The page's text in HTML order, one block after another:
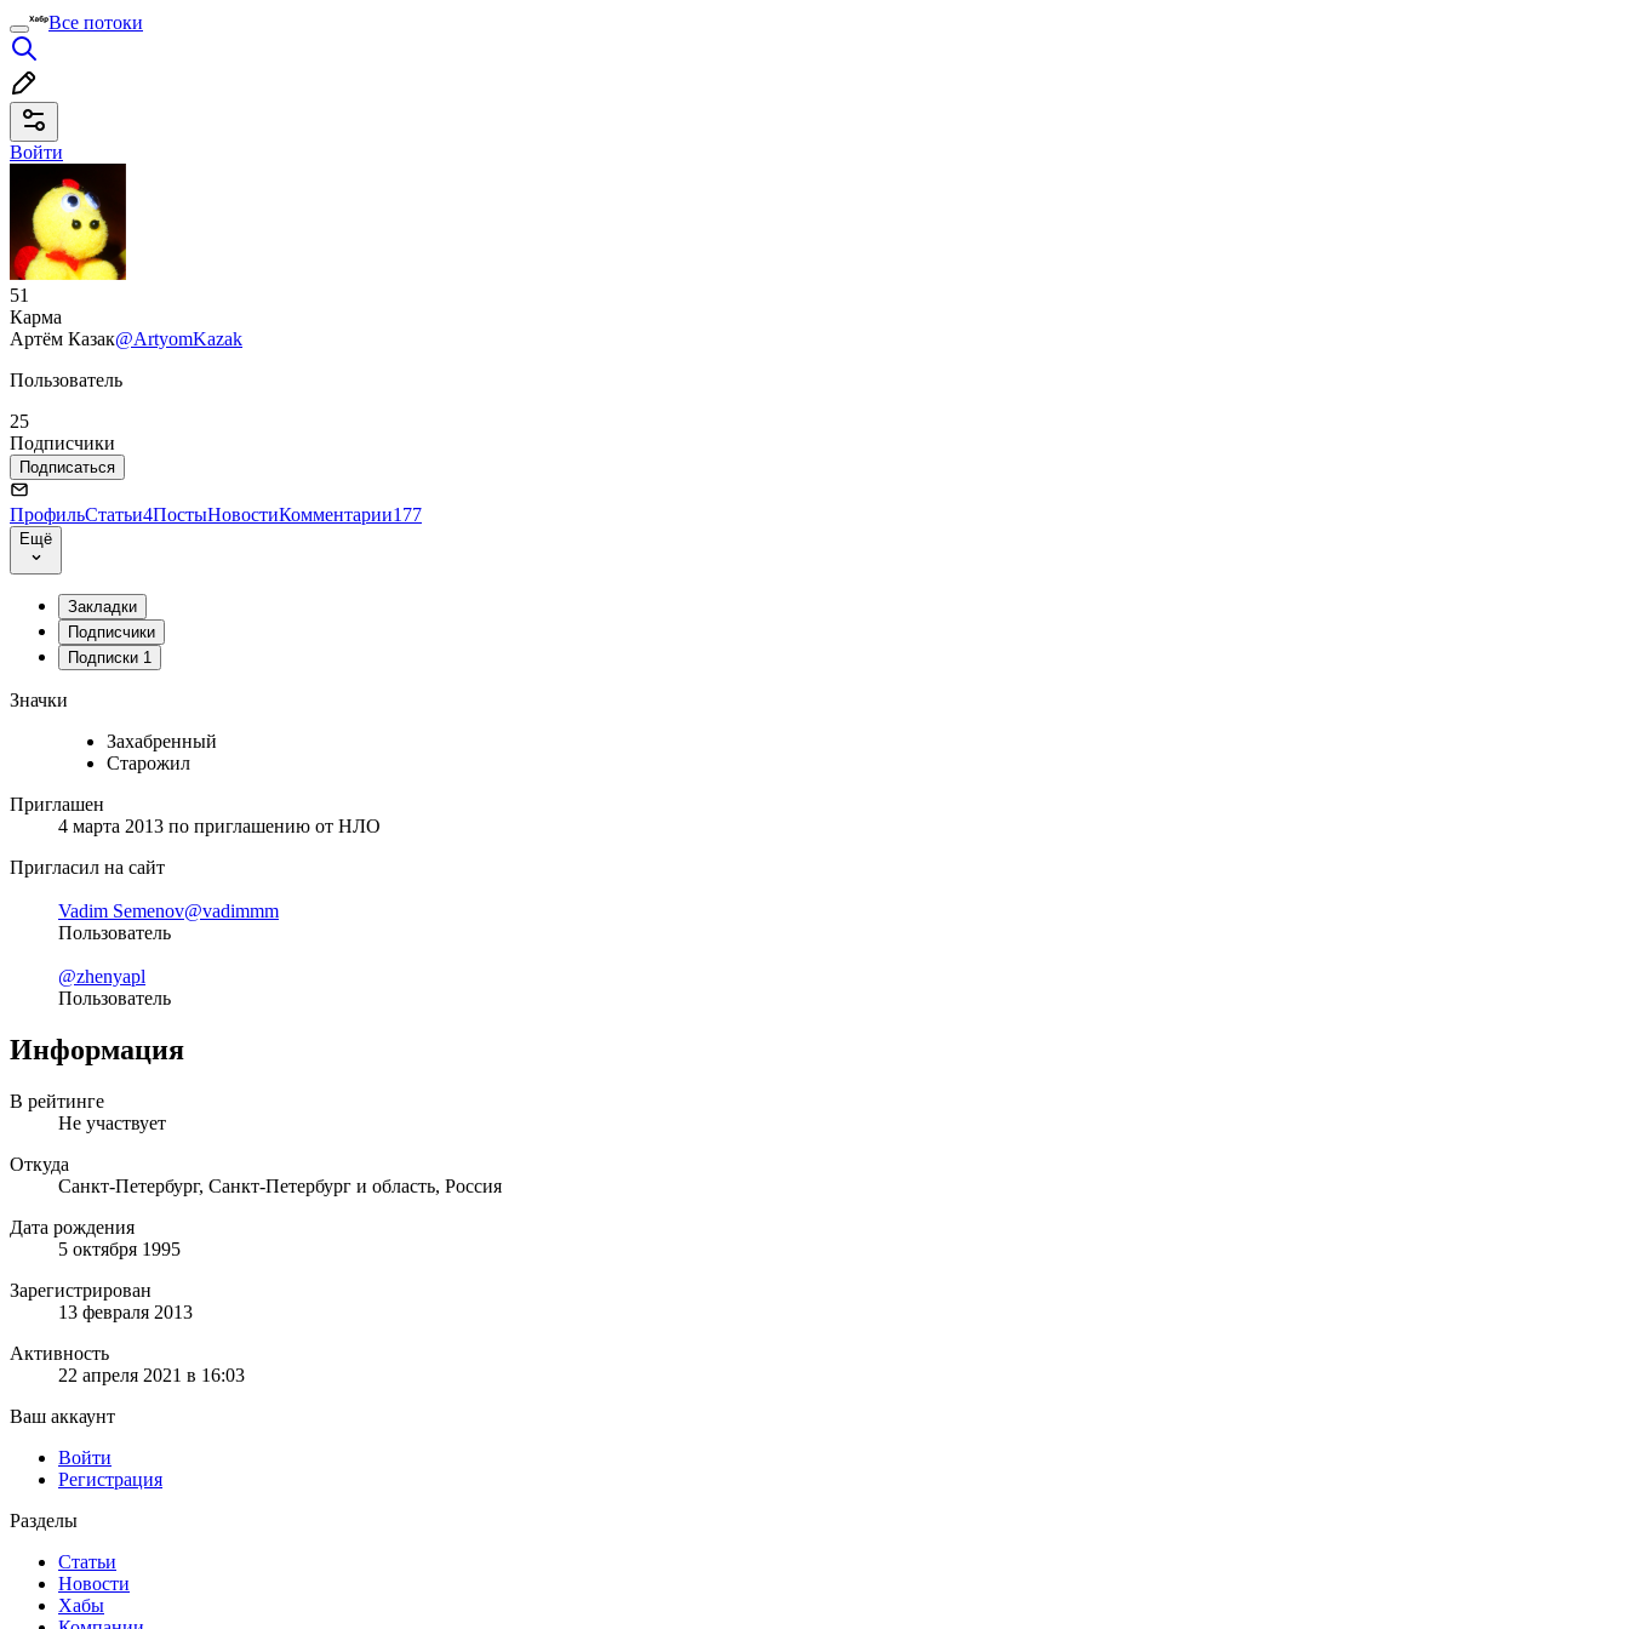
Все потоки
Войти
51
Карма
Артём Казак@ArtyomKazak
Пользователь
25
Подписчики
Подписаться
ПрофильСтатьи4ПостыНовостиКомментарии177
Ещё
Закладки
Подписчики
Подписки 1
Значки
Захабренный
Старожил
Приглашен
4 марта 2013 по приглашению от НЛО
Пригласил на сайт
Vadim Semenov@vadimmm
Пользователь
@zhenyapl
Пользователь
Информация
В рейтинге
Не участвует
Откуда
Санкт-Петербург, Санкт-Петербург и область, Россия
Дата рождения
5 октября 1995
Зарегистрирован
13 февраля 2013
Активность
22 апреля 2021 в 16:03
Ваш аккаунт
Войти
Регистрация
Разделы
Статьи
Новости
Хабы